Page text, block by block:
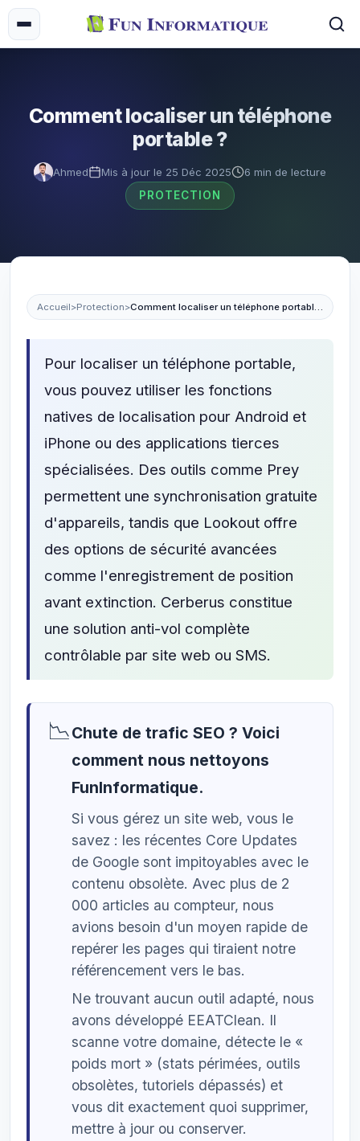
Comment localiser un téléphone
portable ?
Ahmed Mis à jour le 25 Déc 2025
6 min de lecture
PROTECTION
Accueil>Protection> Comment localiser un téléphone portable ?
Pour localiser un téléphone portable,
vous pouvez utiliser les fonctions
natives de localisation pour Android et
iPhone ou des applications tierces
spécialisées. Des outils comme Prey
permettent une synchronisation gratuite
d'appareils, tandis que Lookout offre
des options de sécurité avancées
comme l'enregistrement de position
avant extinction. Cerberus constitue
une solution anti-vol complète
contrôlable par site web ou SMS.
📉Chute de trafic SEO ? Voici
comment nous nettoyons
FunInformatique.
Si vous gérez un site web, vous le
savez : les récentes Core Updates
de Google sont impitoyables avec le
contenu obsolète. Avec plus de 2
000 articles au compteur, nous
avions besoin d'un moyen rapide de
repérer les pages qui tiraient notre
référencement vers le bas.
Ne trouvant aucun outil adapté, nous
avons développé EEATClean. Il
scanne votre domaine, détecte le «
poids mort » (stats périmées, outils
obsolètes, tutoriels dépassés) et
vous dit exactement quoi supprimer,
mettre à jour ou conserver.